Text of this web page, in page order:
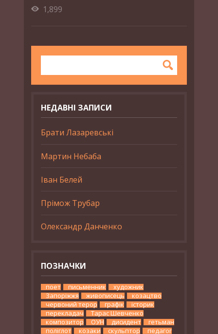
1,899
НЕДАВНІ ЗАПИСИ
Брати Лазаревські
Мартин Небаба
Іван Белей
Прімож Трубар
Олександр Данченко
ПОЗНАЧКИ
поет письменник
художник
Запоріжжя
живописець
козацтво
червоний терор
графік
історик
перекладач
Тарас Шевченко
композитор
ОУН дисидент
гетьман
поліглот
козаки скульптор
педагог